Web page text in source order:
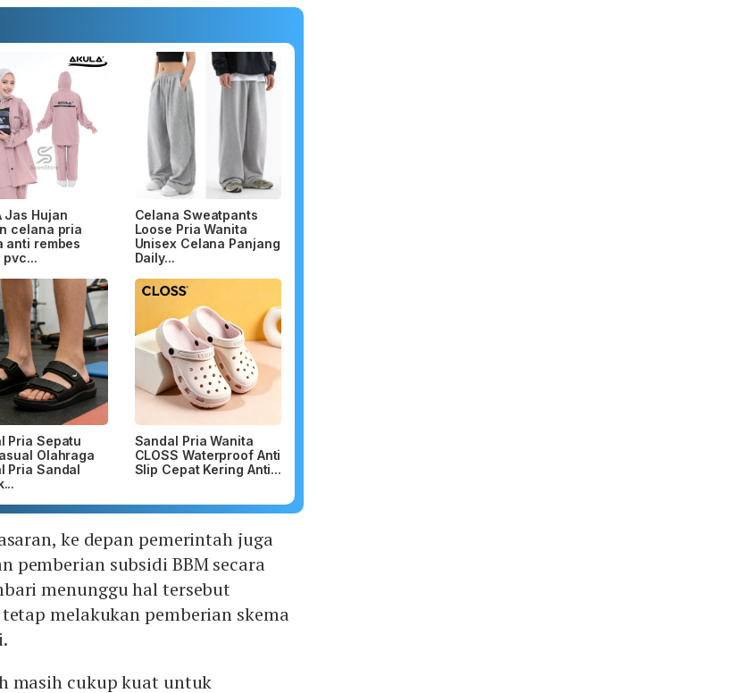
Jas Hujan
celana pria
anti rembes
pvc...
Celana Sweatpants
Loose Pria Wanita
Unisex Celana Panjang
Daily...
Pria Sepatu
Olahraga
Pria Sandal
Sandal Pria Wanita
CLOSS Waterproof Anti
Slip Cepat Kering Anti...
ke depan pemerintah juga
pemberian subsidi BBM secara
menunggu hal tersebut
melakukan pemberian skema
masih cukup kuat untuk